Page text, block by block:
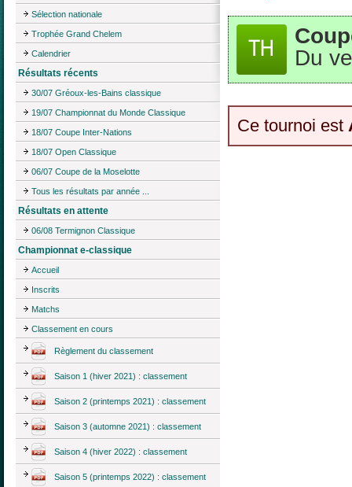
Sélection nationale
Trophée Grand Chelem
Calendrier
Résultats récents
30/07 Gréoux-les-Bains classique
19/07 Championnat du Monde Classique
18/07 Coupe Inter-Nations
18/07 Open Classique
06/07 Coupe de la Moselotte
Tous les résultats par année ...
Résultats en attente
06/08 Termignon Classique
Championnat e-classique
Accueil
Inscrits
Matchs
Classement en cours
Règlement du classement
Saison 1 (hiver 2021) : classement
Saison 2 (printemps 2021) : classement
Saison 3 (automne 2021) : classement
Saison 4 (hiver 2022) : classement
Saison 5 (printemps 2022) : classement
Du
Ce tournoi est